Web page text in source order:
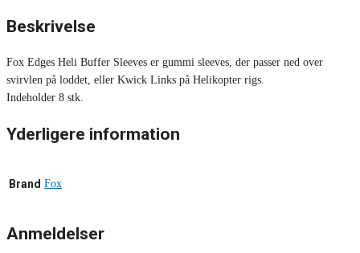
Beskrivelse
Fox Edges Heli Buffer Sleeves er gummi sleeves, der passer ned over
svirvlen på loddet, eller Kwick Links på Helikopter rigs.
Indeholder 8 stk.
Yderligere information
Brand Fox
Anmeldelser